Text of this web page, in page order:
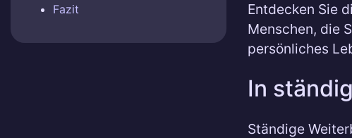
Fazit
Entdecken Sie
Menschen, die
persönliches
In
Ständige